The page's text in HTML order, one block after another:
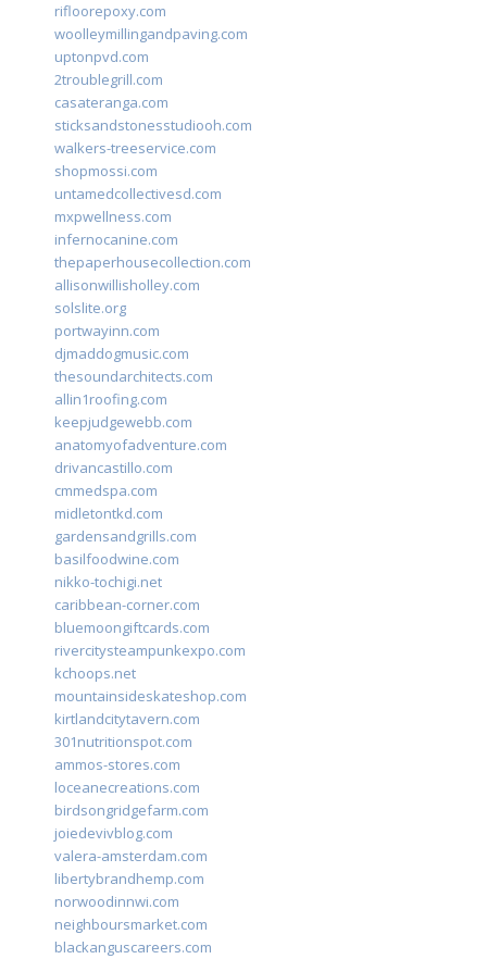
rifloorepoxy.com
woolleymillingandpaving.com
uptonpvd.com
2troublegrill.com
casateranga.com
sticksandstonesstudiooh.com
walkers-treeservice.com
shopmossi.com
untamedcollectivesd.com
mxpwellness.com
infernocanine.com
thepaperhousecollection.com
allisonwillisholley.com
solslite.org
portwayinn.com
djmaddogmusic.com
thesoundarchitects.com
allin1roofing.com
keepjudgewebb.com
anatomyofadventure.com
drivancastillo.com
cmmedspa.com
midletontkd.com
gardensandgrills.com
basilfoodwine.com
nikko-tochigi.net
caribbean-corner.com
bluemoongiftcards.com
rivercitysteampunkexpo.com
kchoops.net
mountainsideskateshop.com
kirtlandcitytavern.com
301nutritionspot.com
ammos-stores.com
loceanecreations.com
birdsongridgefarm.com
joiedevivblog.com
valera-amsterdam.com
libertybrandhemp.com
norwoodinnwi.com
neighboursmarket.com
blackanguscareers.com